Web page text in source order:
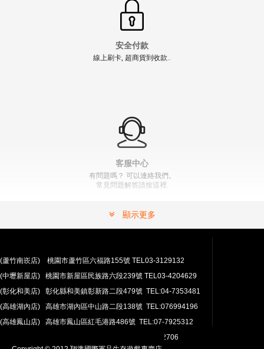
安全付款
線上刷卡, 超商貨到收款..
客服中心
有問題嗎？ 可以連絡我們。
常見問題解答請按這裡.
安心購買
100％付款保護。 簡單
退貨政策
顯示更多
(蘆竹南崁店) 桃園市蘆竹區六福路155號 TEL03-3129132
(中壢新屋店) 桃園市新屋區民族路六段239號 TEL03-4204629
(彰化和美店) 彰化縣和美鎮彰新路二段479號 TEL:04-7353481
(高雄湖內店) 高雄市湖內區中山路二段138號 TEL:076994196
(高雄鳳山店) 高雄市鳳山區紅毛港路486號 TEL:07-7925312
翔準網路部門:TEL 03-4202763 03-4202706